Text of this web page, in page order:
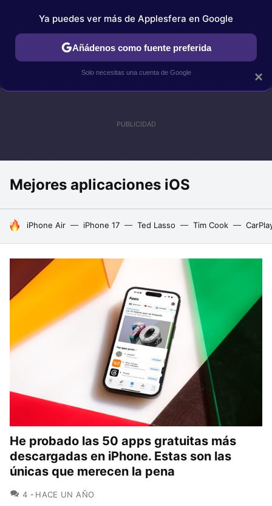
IPHONE TUTORIALES APPLESFERA SELECCIÓN
Mejores aplicaciones iOS
HOY SE HABLA DE
iPhone Air iPhone 17 Ted Lasso Tim Cook
He probado las 50 apps gratuitas más
descargadas en iPhone. Estas son las
únicas que merecen la pena
4 COMENTARIOS
HACE UN AÑO
×
Ya puedes ver más de Applesfera en Google
Añádenos como fuente preferida
Solo necesitas una cuenta de Google